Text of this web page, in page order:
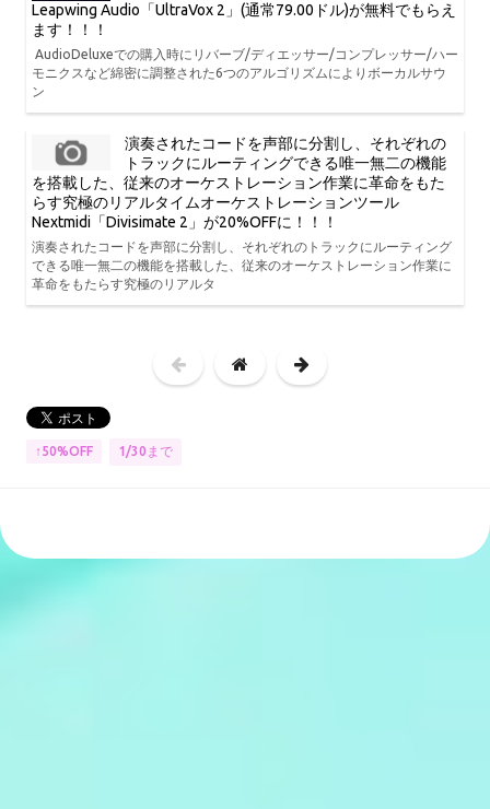
Leapwing Audio「UltraVox 2」(通常79.00ドル)が無料でもらえ
ます！！！
AudioDeluxeでの購入時にリバーブ/ディエッサー/コンプレッサー/ハー
モニクスなど綿密に調整された6つのアルゴリズムによりボーカルサウ
ン
演奏されたコードを声部に分割し、それぞれの
トラックにルーティングできる唯一無二の機能
を搭載した、従来のオーケストレーション作業に革命をもた
らす究極のリアルタイムオーケストレーションツール
Nextmidi「Divisimate 2」が20%OFFに！！！
演奏されたコードを声部に分割し、それぞれのトラックにルーティング
できる唯一無二の機能を搭載した、従来のオーケストレーション作業に
革命をもたらす究極のリアルタ
↑50%OFF 1/30まで